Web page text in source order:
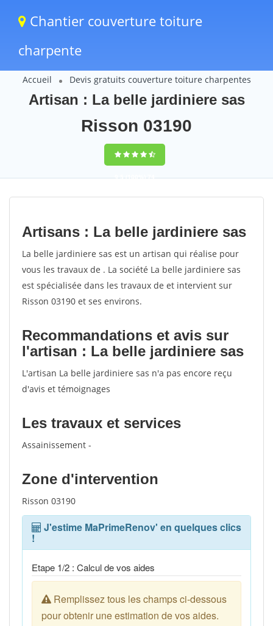
Chantier couverture toiture
charpente
Accueil Devis gratuits couverture toiture charpentes
Artisan : La belle jardiniere sas
Risson 03190
9,5(100%)74
votes
Artisans : La belle jardiniere sas
La belle jardiniere sas est un artisan qui réalise pour
vous les travaux de . La société La belle jardiniere sas
est spécialisée dans les travaux de et intervient sur
Risson 03190 et ses environs.
Recommandations et avis sur
l'artisan : La belle jardiniere sas
L'artisan La belle jardiniere sas n'a pas encore reçu
d'avis et témoignages
Les travaux et services
Assainissement -
Zone d'intervention
Risson 03190